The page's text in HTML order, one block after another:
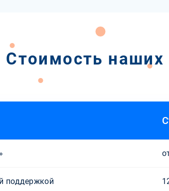
Стоимость наших
поддержкой